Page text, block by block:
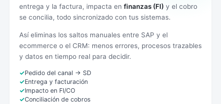
entrega y la factura, impacta en finanzas (FI) y el cobro
se concilia, todo sincronizado con tus sistemas.
Así eliminas los saltos manuales entre SAP y el
ecommerce o el CRM: menos errores, procesos trazables
y datos en tiempo real para decidir.
Pedido del canal → SD
Entrega y facturación
Impacto en FI/CO
Conciliación de cobros